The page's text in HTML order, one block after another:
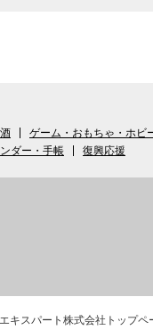
ゲーム・おもちゃ・ホビ
ダー・手帳 復興応援
キスパート株式会社トップペ